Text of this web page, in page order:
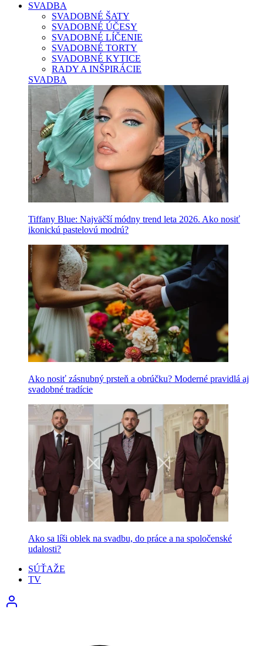
SVADBA
SVADOBNÉ ŠATY
SVADOBNÉ ÚČESY
SVADOBNÉ LÍČENIE
SVADOBNÉ TORTY
SVADOBNÉ KYTICE
RADY A INŠPIRÁCIE
SVADBA
Tiffany Blue: Najväčší módny trend leta 2026. Ako nosiť
ikonickú pastelovú modrú?
Ako nosiť zásnubný prsteň a obrúčku? Moderné pravidlá aj
svadobné tradície
Ako sa líši oblek na svadbu, do práce a na spoločenské
udalosti?
SÚŤAŽE
TV